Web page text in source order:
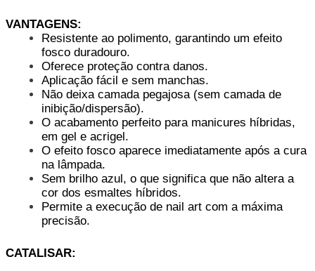
VANTAGENS:
Resistente ao polimento, garantindo um efeito
fosco duradouro.
Oferece proteção contra danos.
Aplicação fácil e sem manchas.
Não deixa camada pegajosa (sem camada de
inibição/dispersão).
O acabamento perfeito para manicures híbridas,
em gel e acrigel.
O efeito fosco aparece imediatamente após a cura
na lâmpada.
Sem brilho azul, o que significa que não altera a
cor dos esmaltes híbridos.
Permite a execução de nail art com a máxima
precisão.
CATALISAR: